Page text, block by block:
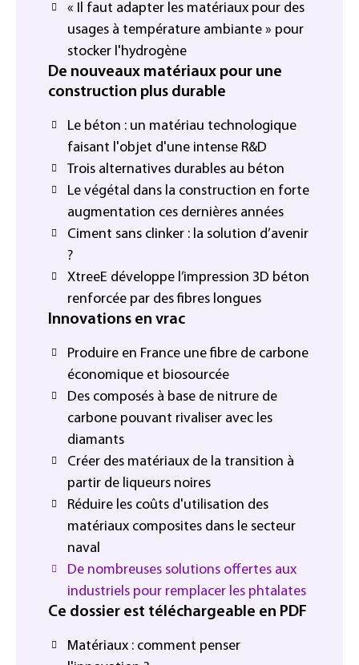
« Il faut adapter les matériaux pour des
usages à température ambiante » pour
stocker l'hydrogène
De nouveaux matériaux pour une
construction plus durable
Le béton : un matériau technologique
faisant l'objet d'une intense R&D
Trois alternatives durables au béton
Le végétal dans la construction en forte
augmentation ces dernières années
Ciment sans clinker : la solution d’avenir
?
XtreeE développe l’impression 3D béton
renforcée par des fibres longues
Innovations en vrac
Produire en France une fibre de carbone
économique et biosourcée
Des composés à base de nitrure de
carbone pouvant rivaliser avec les
diamants
Créer des matériaux de la transition à
partir de liqueurs noires
Réduire les coûts d'utilisation des
matériaux composites dans le secteur
naval
De nombreuses solutions offertes aux
industriels pour remplacer les phtalates
Ce dossier est téléchargeable en PDF
Matériaux : comment penser